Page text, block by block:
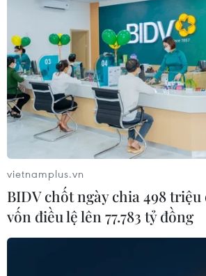
Chuỗi các thương hiệu của tập đoàn
(Ảnh: Hoàng Minh/
vietnamplus.vn
BIDV chốt ngày chia 498
vốn điều lệ lên 77.783 tỷ đồng